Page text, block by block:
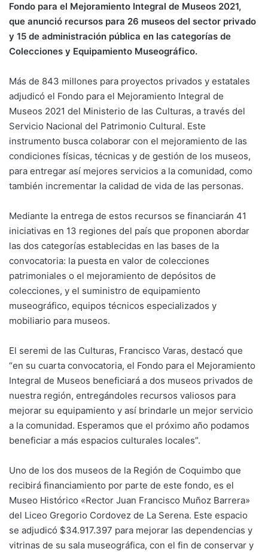
Fondo para el Mejoramiento Integral de Museos 2021,
que anunció recursos para 26 museos del sector privado
y 15 de administración pública en las categorías de
Colecciones y Equipamiento Museográfico.
Más de 843 millones para proyectos privados y estatales
adjudicó el Fondo para el Mejoramiento Integral de
Museos 2021 del Ministerio de las Culturas, a través del
Servicio Nacional del Patrimonio Cultural. Este
instrumento busca colaborar con el mejoramiento de las
condiciones físicas, técnicas y de gestión de los museos,
para entregar así mejores servicios a la comunidad, como
también incrementar la calidad de vida de las personas.
Mediante la entrega de estos recursos se financiarán 41
iniciativas en 13 regiones del país que proponen abordar
las dos categorías establecidas en las bases de la
convocatoria: la puesta en valor de colecciones
patrimoniales o el mejoramiento de depósitos de
colecciones, y el suministro de equipamiento
museográfico, equipos técnicos especializados y
mobiliario para museos.
El seremi de las Culturas, Francisco Varas, destacó que
“en su cuarta convocatoria, el Fondo para el Mejoramiento
Integral de Museos beneficiará a dos museos privados de
nuestra región, entregándoles recursos valiosos para
mejorar su equipamiento y así brindarle un mejor servicio
a la comunidad. Esperamos que el próximo año podamos
beneficiar a más espacios culturales locales”.
Uno de los dos museos de la Región de Coquimbo que
recibirá financiamiento por parte de este fondo, es el
Museo Histórico «Rector Juan Francisco Muñoz Barrera»
del Liceo Gregorio Cordovez de La Serena. Este espacio
se adjudicó $34.917.397 para mejorar las dependencias y
vitrinas de su sala museográfica, con el fin de conservar y